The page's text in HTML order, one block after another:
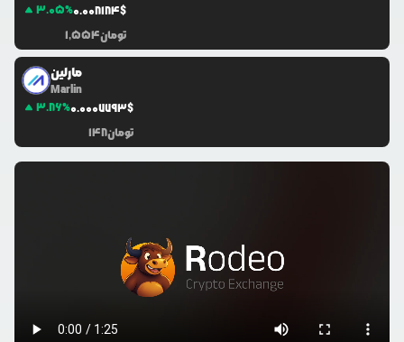
3.05%0.008184$
1,554تومان
مارلین
Marlin
3.86%0.0007793$
148تومان